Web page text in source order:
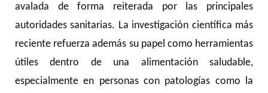
avalada de forma reiterada por las principales
autoridades sanitarias. La investigación científica más
reciente refuerza además su papel como herramientas
útiles dentro de una alimentación saludable,
especialmente en personas con patologías como la